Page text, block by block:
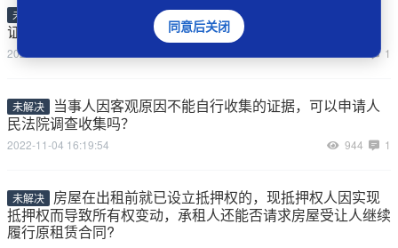
未解决
证人在作证之前应当签署保证书，并在法庭上宣读保
证书的内容吗？
2022-11-08 21:00:18 1
未解决
当事人因客观原因不能自行收集的证据，可以申请人
民法院调查收集吗？
2022-11-04 16:19:54 944 1
未解决
房屋在出租前就已设立抵押权的，现抵押权人因实现
抵押权而导致所有权变动，承租人还能否请求房屋受让人继续
履行原租赁合同?
同意后关闭